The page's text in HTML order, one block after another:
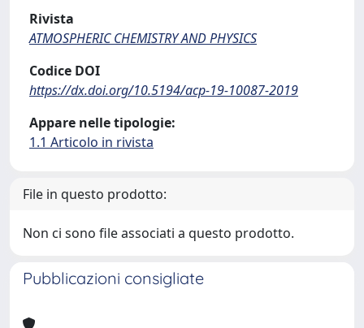
Rivista
ATMOSPHERIC CHEMISTRY AND PHYSICS
Codice DOI
https://dx.doi.org/10.5194/acp-19-10087-2019
Appare nelle tipologie:
1.1 Articolo in rivista
File in questo prodotto:
Non ci sono file associati a questo prodotto.
Pubblicazioni consigliate